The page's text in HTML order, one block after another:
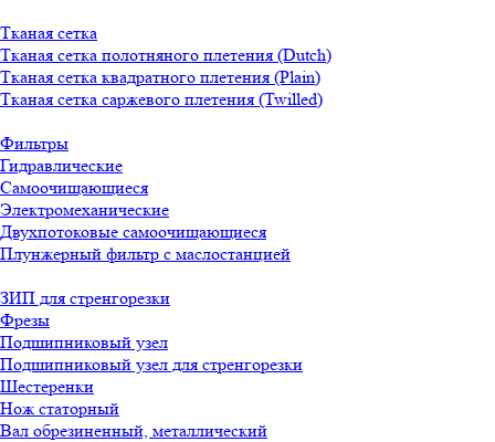
Тканая сетка
Тканая сетка полотняного плетения (Dutch)
Тканая сетка квадратного плетения (Plain)
Тканая сетка саржевого плетения (Twilled)
Фильтры
Гидравлические
Самоочищающиеся
Электромеханические
Двухпотоковые самоочищающиеся
Плунжерный фильтр с маслостанцией
ЗИП для стренгорезки
Фрезы
Подшипниковый узел
Подшипниковый узел для стренгорезки
Шестеренки
Нож статорный
Вал обрезиненный, металлический